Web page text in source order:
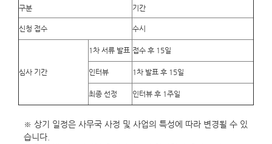
구분 기간
신청 접수 수시
심사 기간
1차 서류 발표 접수 후 15일
인터뷰 1차 발표 후 15일
최종 선정 인터뷰 후 1주일
※ 상기 일정은 사무국 사정 및 사업의 특성에 따라 변경될 수 있
습니다.